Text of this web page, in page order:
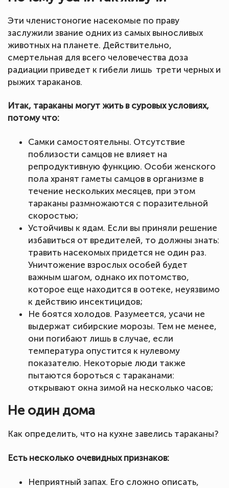
Эти членистоногие насекомые по праву
заслужили звание одних из самых выносливых
животных на планете. Действительно,
смертельная для всего человечества доза
радиации приведет к гибели лишь трети черных и
рыжих тараканов.
Итак, тараканы могут жить в суровых условиях,
потому что:
Самки самостоятельны. Отсутствие
поблизости самцов не влияет на
репродуктивную функцию. Особи женского
пола хранят гаметы самцов в организме в
течение нескольких месяцев, при этом
тараканы размножаются с поразительной
скоростью;
Устойчивы к ядам. Если вы приняли решение
избавиться от вредителей, то должны знать:
травить насекомых придется не один раз.
Уничтожение взрослых особей будет
важным шагом, однако их потомство,
которое еще находится в оотеке, неуязвимо
к действию инсектицидов;
Не боятся холодов. Разумеется, усачи не
выдержат сибирские морозы. Тем не менее,
они погибают лишь в случае, если
температура опустится к нулевому
показателю. Некоторые люди также
пытаются бороться с тараканами:
открывают окна зимой на несколько часов;
Не один дома
Как определить, что на кухне завелись тараканы?
Есть несколько очевидных признаков:
Неприятный запах. Его сложно описать,